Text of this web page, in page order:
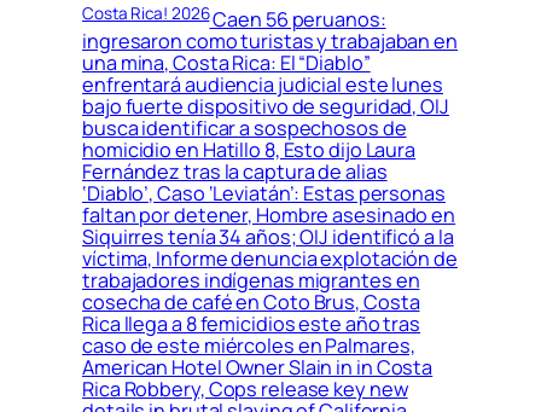
Costa Rica! 2026Caen 56 peruanos:
ingresaron como turistas y trabajaban en
una mina, Costa Rica: El “Diablo”
enfrentará audiencia judicial este lunes
bajo fuerte dispositivo de seguridad, OIJ
busca identificar a sospechosos de
homicidio en Hatillo 8, Esto dijo Laura
Fernández tras la captura de alias
‘Diablo’, Caso ‘Leviatán’: Estas personas
faltan por detener, Hombre asesinado en
Siquirres tenía 34 años; OIJ identificó a la
víctima, Informe denuncia explotación de
trabajadores indígenas migrantes en
cosecha de café en Coto Brus, Costa
Rica llega a 8 femicidios este año tras
caso de este miércoles en Palmares,
American Hotel Owner Slain in in Costa
Rica Robbery, Cops release key new